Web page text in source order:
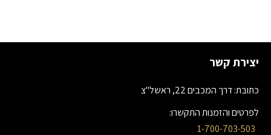
יצירת קשר
כתובת: דרך המכבים 22, ראשל"צ
לפרטים והזמנות התקשרו:
1-700-703-503